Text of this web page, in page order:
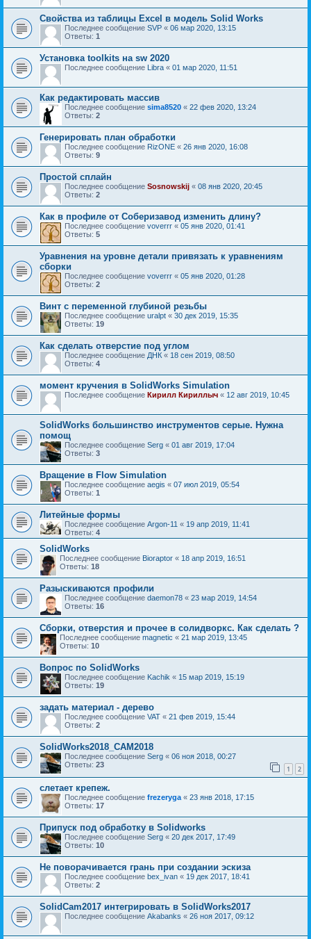
Свойства из таблицы Excel в модель Solid Works
Последнее сообщение SVP « 06 мар 2020, 13:15
Ответы: 1
Установка toolkits на sw 2020
Последнее сообщение Libra « 01 мар 2020, 11:51
Как редактировать массив
Последнее сообщение sima8520 « 22 фев 2020, 13:24
Ответы: 2
Генерировать план обработки
Последнее сообщение RizONE « 26 янв 2020, 16:08
Ответы: 9
Простой сплайн
Последнее сообщение Sosnowskij « 08 янв 2020, 20:45
Ответы: 2
Как в профиле от Соберизавод изменить длину?
Последнее сообщение voverrr « 05 янв 2020, 01:41
Ответы: 5
Уравнения на уровне детали привязать к уравнениям
сборки
Последнее сообщение voverrr « 05 янв 2020, 01:28
Ответы: 2
Винт с переменной глубиной резьбы
Последнее сообщение uralpt « 30 дек 2019, 15:35
Ответы: 19
Как сделать отверстие под углом
Последнее сообщение ДНК « 18 сен 2019, 08:50
Ответы: 4
момент кручения в SolidWorks Simulation
Последнее сообщение Кирилл Кириллыч « 12 авг 2019, 10:45
SolidWorks большинство инструментов серые. Нужна
помощ
Последнее сообщение Serg « 01 авг 2019, 17:04
Ответы: 3
Вращение в Flow Simulation
Последнее сообщение aegis « 07 июл 2019, 05:54
Ответы: 1
Литейные формы
Последнее сообщение Argon-11 « 19 апр 2019, 11:41
Ответы: 4
SolidWorks
Последнее сообщение Bioraptor « 18 апр 2019, 16:51
Ответы: 18
Разыскиваются профили
Последнее сообщение daemon78 « 23 мар 2019, 14:54
Ответы: 16
Сборки, отверстия и прочее в солидворкс. Как сделать ?
Последнее сообщение magnetic « 21 мар 2019, 13:45
Ответы: 10
Вопрос по SolidWorks
Последнее сообщение Kachik « 15 мар 2019, 15:19
Ответы: 19
задать материал - дерево
Последнее сообщение VAT « 21 фев 2019, 15:44
Ответы: 2
SolidWorks2018_CAM2018
Последнее сообщение Serg « 06 ноя 2018, 00:27
Ответы: 23 1 2
слетает крепеж.
Последнее сообщение frezeryga « 23 янв 2018, 17:15
Ответы: 17
Припуск под обработку в Solidworks
Последнее сообщение Serg « 20 дек 2017, 17:49
Ответы: 10
Не поворачивается грань при создании эскиза
Последнее сообщение bex_ivan « 19 дек 2017, 18:41
Ответы: 2
SolidCam2017 интегрировать в SolidWorks2017
Последнее сообщение Akabanks « 26 ноя 2017, 09:12